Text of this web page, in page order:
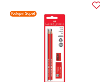
Kelepir Sepet